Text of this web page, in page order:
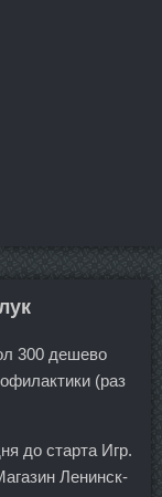
300 дешево
(раз
до старта Игр.
Ленинск-